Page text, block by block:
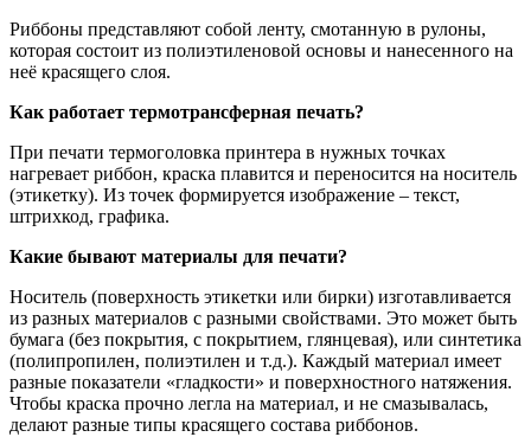
Риббоны представляют собой ленту, смотанную в рулоны,
которая состоит из полиэтиленовой основы и нанесенного на
неё красящего слоя.
Как работает термотрансферная печать?
При печати термоголовка принтера в нужных точках
нагревает риббон, краска плавится и переносится на носитель
(этикетку). Из точек формируется изображение – текст,
штрихкод, графика.
Какие бывают материалы для печати?
Носитель (поверхность этикетки или бирки) изготавливается
из разных материалов с разными свойствами. Это может быть
бумага (без покрытия, с покрытием, глянцевая), или синтетика
(полипропилен, полиэтилен и т.д.). Каждый материал имеет
разные показатели «гладкости» и поверхностного натяжения.
Чтобы краска прочно легла на материал, и не смазывалась,
делают разные типы красящего состава риббонов.